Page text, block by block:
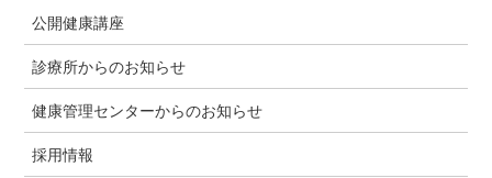
公開健康講座
診療所からのお知らせ
健康管理センターからのお知らせ
採用情報